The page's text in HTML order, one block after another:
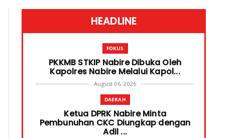
HEADLINE
FOKUS
PKKMB STKIP Nabire Dibuka Oleh
Kapolres Nabire Melalui Kapol...
August 06, 2026
DAERAH
Ketua DPRK Nabire Minta
Pembunuhan CKC Diungkap dengan
Adil ...